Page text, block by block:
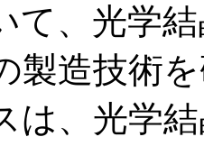
て、光学
製造技術
は、光学